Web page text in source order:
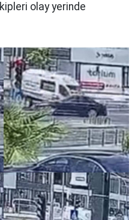
olay yerinde